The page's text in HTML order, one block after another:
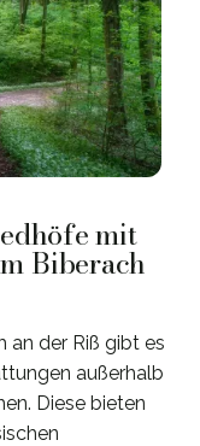
mit
Biberach
an der Riß gibt es
außerhalb
Diese bieten